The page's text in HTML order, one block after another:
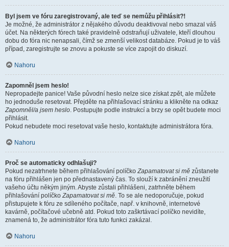
Byl jsem ve fóru zaregistrovaný, ale teď se nemůžu přihlásit?!
Je možné, že administrátor z nějakého důvodu deaktivoval nebo smazal váš
účet. Na některých fórech také pravidelně odstraňují uživatele, kteří dlouhou
dobu do fóra nic nenapsali, čímž se zmenší velikost databáze. Pokud je to váš
případ, zaregistrujte se znovu a pokuste se více zapojit do diskuzí.
Nahoru
Zapomněl jsem heslo!
Nepropadejte panice! Vaše původní heslo nelze sice získat zpět, ale můžete
ho jednoduše resetovat. Přejděte na přihlašovací stránku a klikněte na odkaz
Zapomněl/a jsem heslo. Postupujte podle instrukcí a brzy se opět budete moci
přihlásit.
Pokud nebudete moci resetovat vaše heslo, kontaktujte administrátora fóra.
Nahoru
Proč se automaticky odhlašuji?
Pokud nezatrhnete během přihlašování políčkoZapamatovat si mě zůstanete
na fóru přihlášen jen po přednastavený čas. To slouží k zabránění zneužití
vašeho účtu někým jiným. Abyste zůstali přihlášeni, zatrhněte během
přihlašování políčkoZapamatovat si mě. To se ale nedoporučuje, pokud
přistupujete k fóru ze sdíleného počítače, např. v knihovně, internetové
kavárně, počítačové učebně atd. Pokud toto zaškrtávací políčko nevidíte,
znamená to, že administrátor fóra tuto funkci zakázal.
Nahoru